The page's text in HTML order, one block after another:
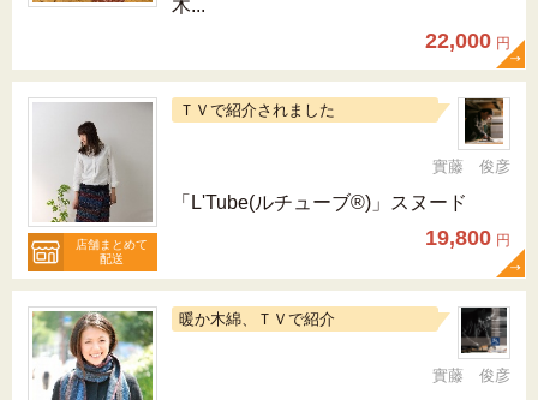
木...
22,000 円
店舗まとめて
配送
ＴＶで紹介されました
實藤 俊彦
「L'Tube(ルチューブ®)」スヌード
19,800 円
暖か木綿、ＴＶで紹介
實藤 俊彦